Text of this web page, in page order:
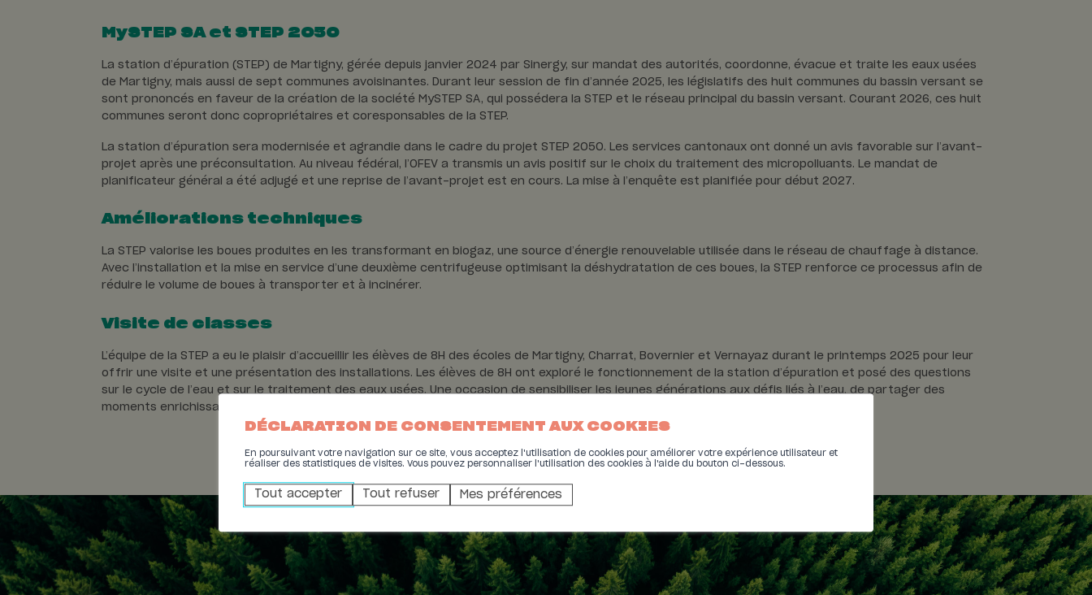
MySTEP SA et STEP 2050
La station d’épuration (STEP) de Martigny, gérée depuis janvier 2024 par Sinergy, sur mandat des autorités, coordonne, évacue et traite les eaux usées
de Martigny, mais aussi de sept communes avoisinantes. Durant leur session de fin d’année 2025, les législatifs des huit communes du bassin versant se
sont prononcés en faveur de la création de la société MySTEP SA, qui possédera la STEP et le réseau principal du bassin versant. Courant 2026, ces huit
communes seront donc copropriétaires et coresponsables de la STEP.
La station d’épuration sera modernisée et agrandie dans le cadre du projet STEP 2050. Les services cantonaux ont donné un avis favorable sur l’avant-
projet après une préconsultation. Au niveau fédéral, l’OFEV a transmis un avis positif sur le choix du traitement des micropolluants. Le mandat de
planificateur général a été adjugé et une reprise de l’avant-projet est en cours. La mise à l’enquête est planifiée pour début 2027.
Améliorations techniques
La STEP valorise les boues produites en les transformant en biogaz, une source d’énergie renouvelable utilisée dans le réseau de chauffage à distance.
Avec l’installation et la mise en service d’une deuxième centrifugeuse optimisant la déshydratation de ces boues, la STEP renforce ce processus afin de
réduire le volume de boues à transporter et à incinérer.
Visite de classes
L’équipe de la STEP a eu le plaisir d’accueillir les élèves de 8H des écoles de Martigny, Charrat, Bovernier et Vernayaz durant le printemps 2025 pour leur
offrir une visite et une présentation des installations. Les élèves de 8H ont exploré le fonctionnement de la station d’épuration et posé des questions
sur le cycle de l’eau et sur le traitement des eaux usées. Une occasion de sensibiliser les jeunes générations aux défis liés à l’eau, de partager des
moments enrichissants avec les enfants et d’admirer leur enthousiasme et leur curiosité.
DÉCLARATION DE CONSENTEMENT AUX COOKIES
En poursuivant votre navigation sur ce site, vous acceptez l'utilisation de cookies pour améliorer votre expérience utilisateur et
réaliser des statistiques de visites. Vous pouvez personnaliser l'utilisation des cookies à l'aide du bouton ci-dessous.
Tout accepter Tout refuser Mes préférences